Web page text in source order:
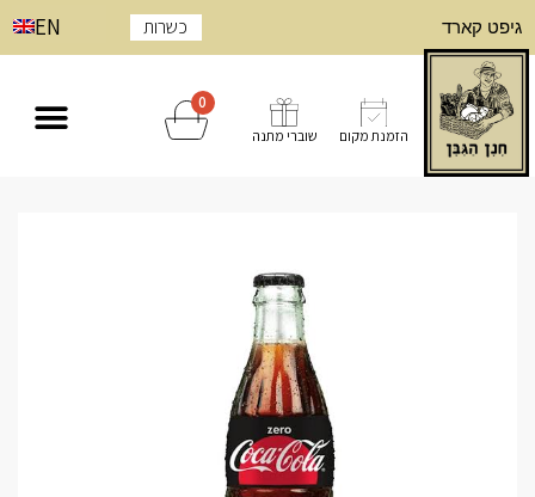
גיפט קארד כשרות EN
הזמנת מקום שוברי מתנה
0